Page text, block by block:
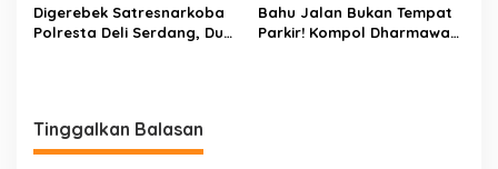
Digerebek Satresnarkoba
Polresta Deli Serdang, Dua
Bahu Jalan Bukan Tempat
Parkir! Kompol Dharmawati
Tinggalkan Balasan